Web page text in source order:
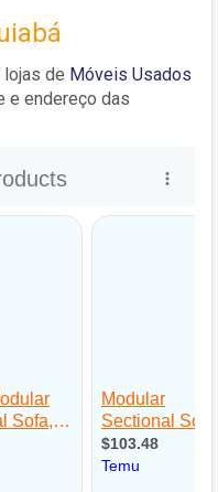
lojas de Móveis Usados
e endereço das